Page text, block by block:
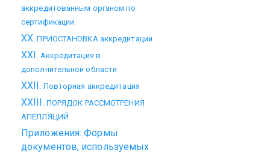
аккредитованным органом по
сертификации
XX . ПРИОСТАНОВКА аккредитации
XXI . Аккредитация в
дополнительной области
XXII . Повторная аккредитация
XXIII . ПОРЯДОК РАССМОТРЕНИЯ
АПЕЛЛЯЦИЙ
Приложения:Формы
документов, используемых